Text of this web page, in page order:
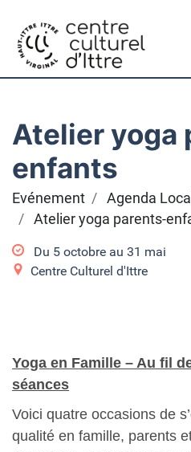
Atelier yoga
enfants
Evénement
Agenda Local
Atelier yoga parents-
Du 5 octobre au 31 mai
Centre Culturel d'Ittre
Yoga en Famille – Au fil
séances
Voici quatre occasions de
qualité en famille, parents